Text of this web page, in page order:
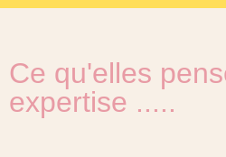
Ce qu'elles
expertise .....